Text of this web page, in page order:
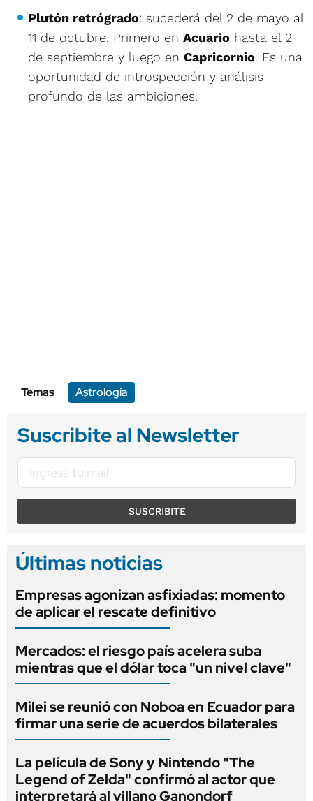
Plutón retrógrado: sucederá del 2 de mayo al
11 de octubre. Primero en Acuario hasta el 2
de septiembre y luego en Capricornio. Es una
oportunidad de introspección y análisis
profundo de las ambiciones.
Temas Astrología
Suscribite al Newsletter
SUSCRIBITE
Últimas noticias
Empresas agonizan asfixiadas: momento
de aplicar el rescate definitivo
Mercados: el riesgo país acelera suba
mientras que el dólar toca "un nivel clave"
Milei se reunió con Noboa en Ecuador para
firmar una serie de acuerdos bilaterales
La película de Sony y Nintendo "The
Legend of Zelda" confirmó al actor que
interpretará al villano Ganondorf